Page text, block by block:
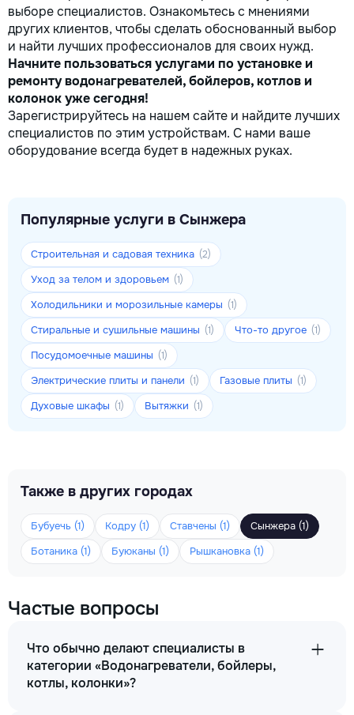
выборе специалистов. Ознакомьтесь с мнениями
других клиентов, чтобы сделать обоснованный выбор
и найти лучших профессионалов для своих нужд.
Начните пользоваться услугами по установке и
ремонту водонагревателей, бойлеров, котлов и
колонок уже сегодня!
Зарегистрируйтесь на нашем сайте и найдите лучших
специалистов по этим устройствам. С нами ваше
оборудование всегда будет в надежных руках.
Популярные услуги в Сынжера
Строительная и садовая техника (2)
Уход за телом и здоровьем (1)
Холодильники и морозильные камеры (1)
Стиральные и сушильные машины (1) Что-то другое (1)
Посудомоечные машины (1)
Электрические плиты и панели (1) Газовые плиты (1)
Духовые шкафы (1) Вытяжки (1)
Также в других городах
Бубуечь (1) Кодру (1) Ставчены (1)
Сынжера (1)
Ботаника (1)
Буюканы (1) Рышкановка (1)
Частые вопросы
Что обычно делают специалисты в
категории «Водонагреватели, бойлеры,
котлы, колонки»?